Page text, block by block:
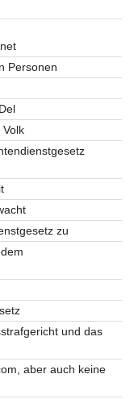
Personen
zu
und das
aber auch keine